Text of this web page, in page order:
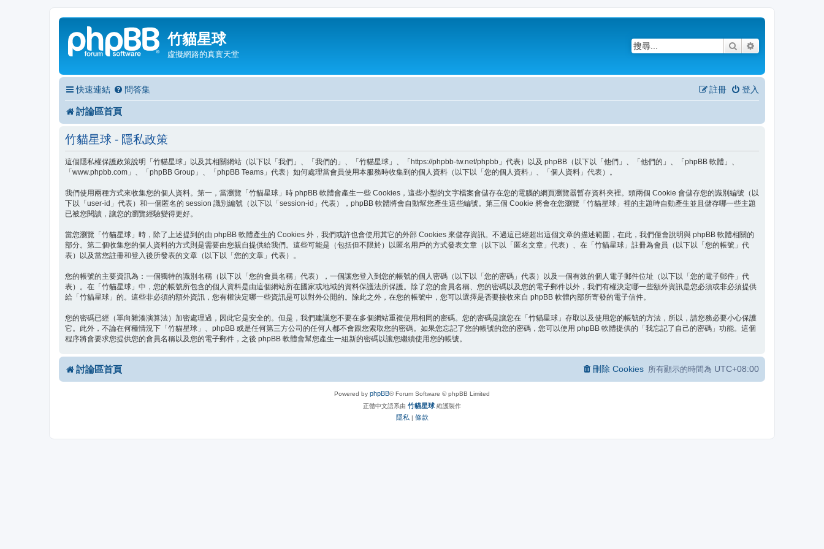
竹貓星球
虛擬網路的真實天堂
搜尋
快速連結 問答集 登入
註冊
討論區首頁
竹貓星球 - 隱私政策
這個隱私權保護政策說明「竹貓星球」以及其相關網站（以下以「我們」、「我們的」、「竹貓星球」、「https://phpbb-tw.net/phpbb」代表）以及 phpBB（以下以「他們」、「他們的」、「phpBB 軟體」、
「www.phpbb.com」、「phpBB Group」、「phpBB Teams」代表）如何處理當會員使用本服務時收集到的個人資料（以下以「您的個人資料」、「個人資料」代表）。
我們使用兩種方式來收集您的個人資料。第一，當瀏覽「竹貓星球」時 phpBB 軟體會產生一些 Cookies，這些小型的文字檔案會儲存在您的電腦的網頁瀏覽器暫存資料夾裡。頭兩個 Cookie 會儲存您的識別編號（以
下以「user-id」代表）和一個匿名的 session 識別編號（以下以「session-id」代表），phpBB 軟體將會自動幫您產生這些編號。第三個 Cookie 將會在您瀏覽「竹貓星球」裡的主題時自動產生並且儲存哪一些主題
已被您閱讀，讓您的瀏覽經驗變得更好。
當您瀏覽「竹貓星球」時，除了上述提到的由 phpBB 軟體產生的 Cookies 外，我們或許也會使用其它的外部 Cookies 來儲存資訊。不過這已經超出這個文章的描述範圍，在此，我們僅會說明與 phpBB 軟體相關的
部分。第二個收集您的個人資料的方式則是需要由您親自提供給我們。這些可能是（包括但不限於）以匿名用戶的方式發表文章（以下以「匿名文章」代表）、在「竹貓星球」註冊為會員（以下以「您的帳號」代
表）以及當您註冊和登入後所發表的文章（以下以「您的文章」代表）。
您的帳號的主要資訊為：一個獨特的識別名稱（以下以「您的會員名稱」代表），一個讓您登入到您的帳號的個人密碼（以下以「您的密碼」代表）以及一個有效的個人電子郵件位址（以下以「您的電子郵件」代
表）。在「竹貓星球」中，您的帳號所包含的個人資料是由這個網站所在國家或地域的資料保護法所保護。除了您的會員名稱、您的密碼以及您的電子郵件以外，我們有權決定哪一些額外資訊是您必須或非必須提供
給「竹貓星球」的。這些非必須的額外資訊，您有權決定哪一些資訊是可以對外公開的。除此之外，在您的帳號中，您可以選擇是否要接收來自 phpBB 軟體內部所寄發的電子信件。
您的密碼已經（單向雜湊演算法）加密處理過，因此它是安全的。但是，我們建議您不要在多個網站重複使用相同的密碼。您的密碼是讓您在「竹貓星球」存取以及使用您的帳號的方法，所以，請您務必要小心保護
它。此外，不論在何種情況下「竹貓星球」、phpBB 或是任何第三方公司的任何人都不會跟您索取您的密碼。如果您忘記了您的帳號的您的密碼，您可以使用 phpBB 軟體提供的「我忘記了自己的密碼」功能。這個
程序將會要求您提供您的會員名稱以及您的電子郵件，之後 phpBB 軟體會幫您產生一組新的密碼以讓您繼續使用您的帳號。
討論區首頁 所有顯示的時間為 UTC+08:00
刪除 Cookies
Powered by phpBB® Forum Software © phpBB Limited
正體中文語系由 竹貓星球 維護製作
隱私 | 條款